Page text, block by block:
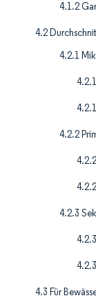
4.1.2
4.2
4.2.1
4.2.2
4.2.3
4.3 Für